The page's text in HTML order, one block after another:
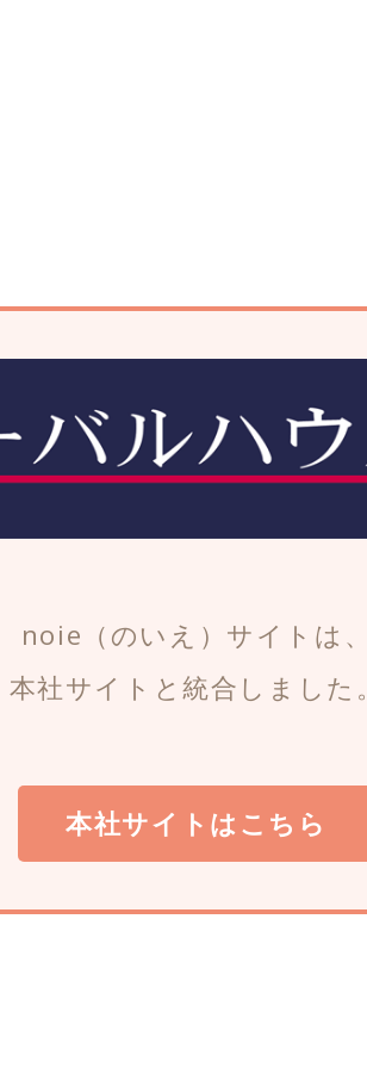
noie（のいえ）サイトは、
本社サイトと統合しました。
本社サイトはこちら